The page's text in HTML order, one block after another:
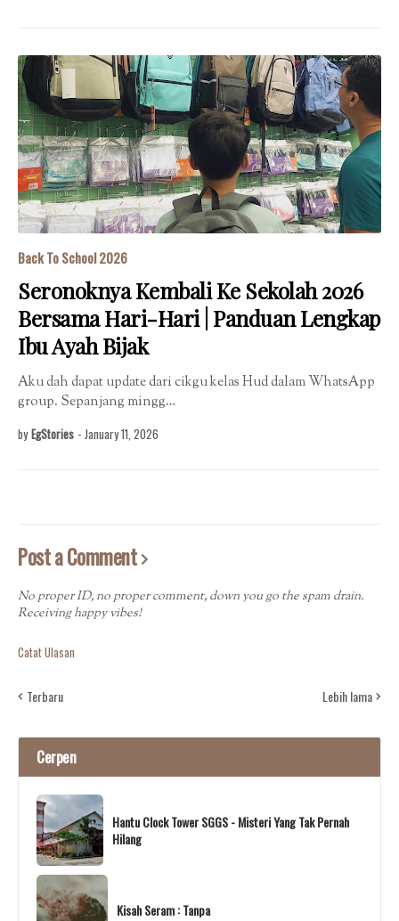
Back To School 2026
Seronoknya Kembali Ke Sekolah 2026
Bersama Hari-Hari | Panduan Lengkap
Ibu Ayah Bijak
Aku dah dapat update dari cikgu kelas Hud dalam WhatsApp
group. Sepanjang mingg…
by EgStories - January 11, 2026
Post a Comment
No proper ID, no proper comment, down you go the spam drain.
Receiving happy vibes!
Catat Ulasan
Terbaru Lebih lama
Cerpen
Hantu Clock Tower SGGS - Misteri Yang Tak Pernah
Hilang
Kisah Seram : Tanpa